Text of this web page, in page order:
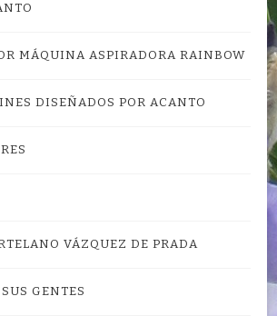
MÁQUINA ASPIRADORA RAINBOW
DISEÑADOS POR ACANTO
VÁZQUEZ DE PRADA
GENTES